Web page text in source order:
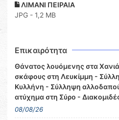
ΛΙΜΑΝΙ ΠΕΙΡΑΙΑ
JPG - 1,2 MB
Επικαιρότητα
Θάνατος λουόμενης στα
σκάφους στη Λευκίμμη -
Κυλλήνη - Σύλληψη
ατύχημα στη Σύρο -
08/08/26